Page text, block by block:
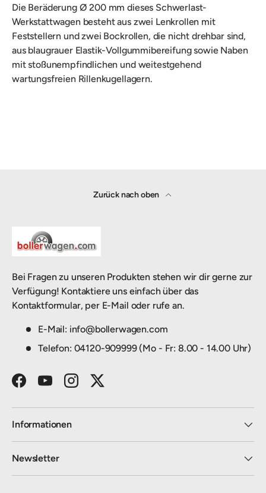
Die Beräderung Ø 200 mm dieses Schwerlast-
Werkstattwagen besteht aus zwei Lenkrollen mit
Feststellern und zwei Bockrollen, die nicht drehbar sind,
aus blaugrauer Elastik-Vollgummibereifung sowie Naben
mit stoßunempfindlichen und weitestgehend
wartungsfreien Rillenkugellagern.
Zurück nach oben
Bei Fragen zu unseren Produkten stehen wir dir gerne zur
Verfügung! Kontaktiere uns einfach über das
Kontaktformular, per E-Mail oder rufe an.
E-Mail: info@bollerwagen.com
Telefon: 04120-909999 (Mo - Fr: 8.00 - 14.00 Uhr)
FacebookYouTubeInstagramTwitter
Informationen
Newsletter